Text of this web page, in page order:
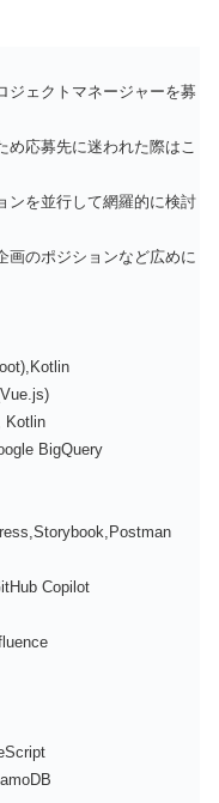
ジェクトマネージャーを募
め応募先に迷われた際はこ
ンを並行して網羅的に検討
のポジションなど広めに
Kotlin
BigQuery
Copilot